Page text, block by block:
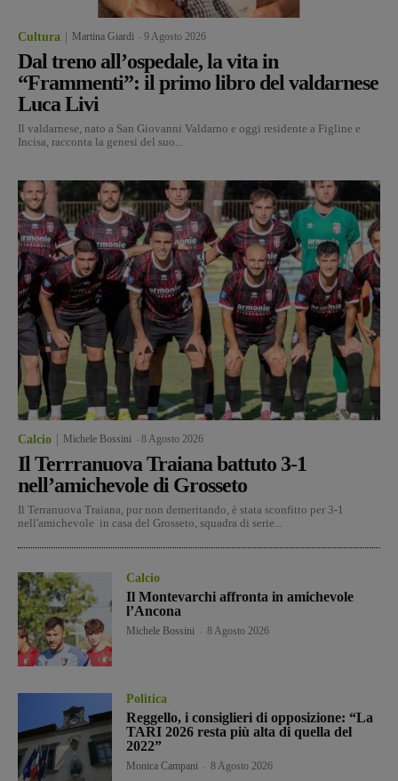
Cultura Martina Giardi 9 Agosto 2026
Dal treno all’ospedale, la vita in
“Frammenti”: il primo libro del valdarnese
Luca Livi
Il valdarnese, nato a San Giovanni Valdarno e oggi residente a Figline e
Incisa, racconta la genesi del suo...
Calcio Michele Bossini 8 Agosto 2026
Il Terrranuova Traiana battuto 3-1
nell’amichevole di Grosseto
Il Terranuova Traiana, pur non demeritando, è stata sconfitto per 3-1
nell'amichevole in casa del Grosseto, squadra di serie...
Calcio
Il Montevarchi affronta in amichevole
l’Ancona
Michele Bossini 8 Agosto 2026
Politica
Reggello, i consiglieri di opposizione: “La
TARI 2026 resta più alta di quella del
2022”
Monica Campani 8 Agosto 2026